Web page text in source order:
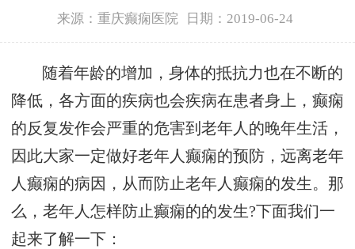
来源：重庆癫痫医院 日期：2019-06-24
随着年龄的增加，身体的抵抗力也在不断的
降低，各方面的疾病也会疾病在患者身上，癫痫
的反复发作会严重的危害到老年人的晚年生活，
因此大家一定做好老年人癫痫的预防，远离老年
人癫痫的病因，从而防止老年人癫痫的发生。那
么，老年人怎样防止癫痫的的发生?下面我们一
起来了解一下：